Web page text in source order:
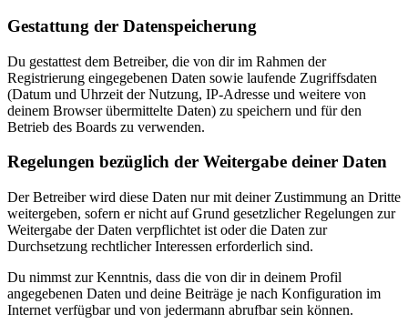
Gestattung der Datenspeicherung
Du gestattest dem Betreiber, die von dir im Rahmen der
Registrierung eingegebenen Daten sowie laufende Zugriffsdaten
(Datum und Uhrzeit der Nutzung, IP-Adresse und weitere von
deinem Browser übermittelte Daten) zu speichern und für den
Betrieb des Boards zu verwenden.
Regelungen bezüglich der Weitergabe deiner Daten
Der Betreiber wird diese Daten nur mit deiner Zustimmung an Dritte
weitergeben, sofern er nicht auf Grund gesetzlicher Regelungen zur
Weitergabe der Daten verpflichtet ist oder die Daten zur
Durchsetzung rechtlicher Interessen erforderlich sind.
Du nimmst zur Kenntnis, dass die von dir in deinem Profil
angegebenen Daten und deine Beiträge je nach Konfiguration im
Internet verfügbar und von jedermann abrufbar sein können.